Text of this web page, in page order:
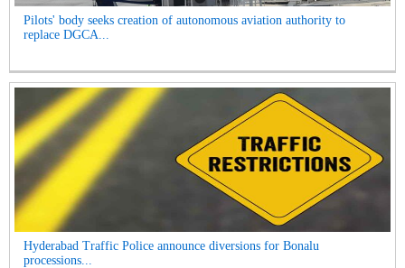
Pilots' body seeks creation of autonomous aviation authority to
replace DGCA...
Hyderabad Traffic Police announce diversions for Bonalu
processions...